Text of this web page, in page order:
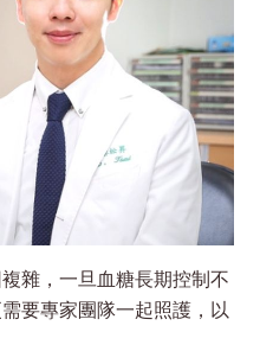
雜，一旦血糖長期控制不
要專家團隊一起照護，以